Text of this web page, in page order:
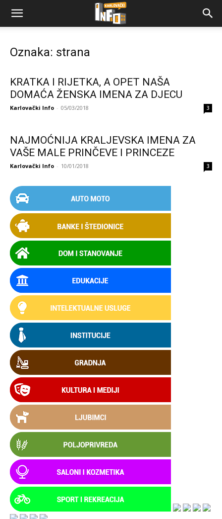
Oznaka: strana
KRATKA I RIJETKA, A OPET NAŠA
DOMAĆA ŽENSKA IMENA ZA DJECU
Karlovački Info - 05/03/2018 3
NAJMOĆNIJA KRALJEVSKA IMENA ZA
VAŠE MALE PRINČEVE I PRINCEZE
Karlovački Info - 10/01/2018 3